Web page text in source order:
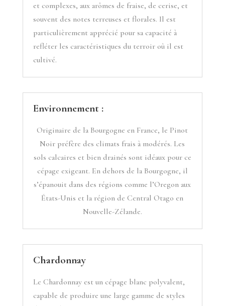
et complexes, aux arômes de fraise, de cerise, et
souvent des notes terreuses et florales. Il est
particulièrement apprécié pour sa capacité à
refléter les caractéristiques du terroir où il est
cultivé.
Environnement :
Originaire de la Bourgogne en France, le Pinot
Noir préfère des climats frais à modérés. Les
sols calcaires et bien drainés sont idéaux pour ce
cépage exigeant. En dehors de la Bourgogne, il
s’épanouit dans des régions comme l’Oregon aux
États-Unis et la région de Central Otago en
Nouvelle-Zélande.
Chardonnay
Le Chardonnay est un cépage blanc polyvalent,
capable de produire une large gamme de styles